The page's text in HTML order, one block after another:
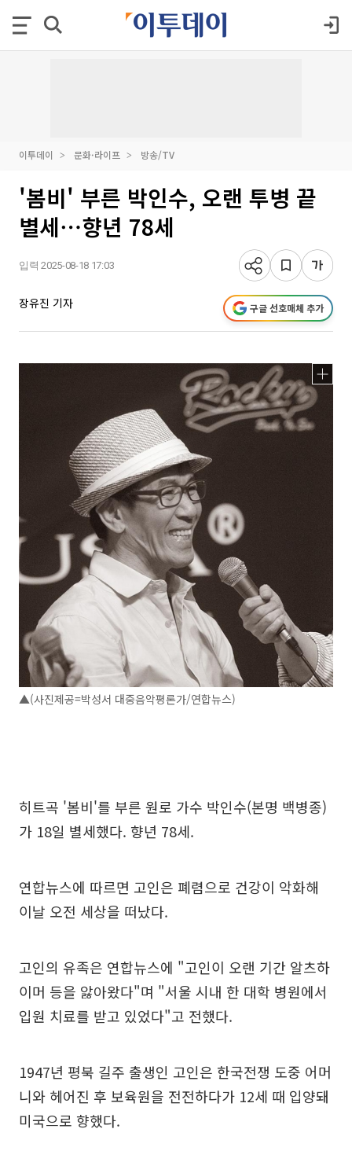
이투데이 문화·라이프 방송/TV
'봄비' 부른 박인수, 오랜 투병 끝
별세⋯향년 78세
입력 2025-08-18 17:03
장유진 기자 구글 선호매체 추가
▲(사진제공=박성서 대중음악평론가/연합뉴스)
히트곡 '봄비'를 부른 원로 가수 박인수(본명 백병종)
가 18일 별세했다. 향년 78세.
연합뉴스에 따르면 고인은 폐렴으로 건강이 악화해
이날 오전 세상을 떠났다.
고인의 유족은 연합뉴스에 "고인이 오랜 기간 알츠하
이머 등을 앓아왔다"며 "서울 시내 한 대학 병원에서
입원 치료를 받고 있었다"고 전했다.
1947년 평북 길주 출생인 고인은 한국전쟁 도중 어머
니와 헤어진 후 보육원을 전전하다가 12세 때 입양돼
미국으로 향했다.